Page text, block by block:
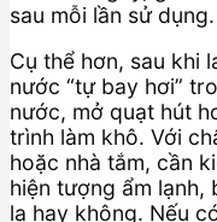
sau mỗi lần sử dụng.
Cụ thể hơn, sau khi
nước “tự bay hơi”
nước, mở quạt hút
trình làm khô. Với
hoặc nhà tắm, cần
hiện tượng ẩm lạnh,
lạ hay không. Nếu